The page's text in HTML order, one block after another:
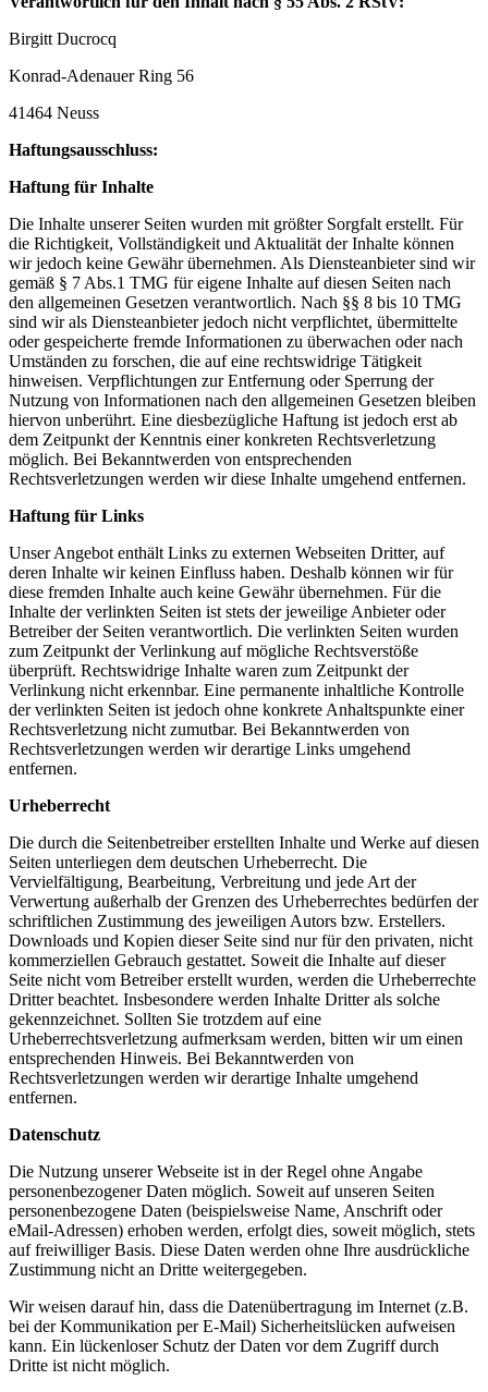
Birgitt Ducrocq
Konrad-Adenauer Ring 56
41464 Neuss
Haftungsausschluss:
Haftung für Inhalte
Die Inhalte unserer Seiten wurden mit größter Sorgfalt erstellt. Für
die Richtigkeit, Vollständigkeit und Aktualität der Inhalte können
wir jedoch keine Gewähr übernehmen. Als Diensteanbieter sind wir
gemäß § 7 Abs.1 TMG für eigene Inhalte auf diesen Seiten nach
den allgemeinen Gesetzen verantwortlich. Nach §§ 8 bis 10 TMG
sind wir als Diensteanbieter jedoch nicht verpflichtet, übermittelte
oder gespeicherte fremde Informationen zu überwachen oder nach
Umständen zu forschen, die auf eine rechtswidrige Tätigkeit
hinweisen. Verpflichtungen zur Entfernung oder Sperrung der
Nutzung von Informationen nach den allgemeinen Gesetzen bleiben
hiervon unberührt. Eine diesbezügliche Haftung ist jedoch erst ab
dem Zeitpunkt der Kenntnis einer konkreten Rechtsverletzung
möglich. Bei Bekanntwerden von entsprechenden
Rechtsverletzungen werden wir diese Inhalte umgehend entfernen.
Haftung für Links
Unser Angebot enthält Links zu externen Webseiten Dritter, auf
deren Inhalte wir keinen Einfluss haben. Deshalb können wir für
diese fremden Inhalte auch keine Gewähr übernehmen. Für die
Inhalte der verlinkten Seiten ist stets der jeweilige Anbieter oder
Betreiber der Seiten verantwortlich. Die verlinkten Seiten wurden
zum Zeitpunkt der Verlinkung auf mögliche Rechtsverstöße
überprüft. Rechtswidrige Inhalte waren zum Zeitpunkt der
Verlinkung nicht erkennbar. Eine permanente inhaltliche Kontrolle
der verlinkten Seiten ist jedoch ohne konkrete Anhaltspunkte einer
Rechtsverletzung nicht zumutbar. Bei Bekanntwerden von
Rechtsverletzungen werden wir derartige Links umgehend
entfernen.
Urheberrecht
Die durch die Seitenbetreiber erstellten Inhalte und Werke auf diesen
Seiten unterliegen dem deutschen Urheberrecht. Die
Vervielfältigung, Bearbeitung, Verbreitung und jede Art der
Verwertung außerhalb der Grenzen des Urheberrechtes bedürfen der
schriftlichen Zustimmung des jeweiligen Autors bzw. Erstellers.
Downloads und Kopien dieser Seite sind nur für den privaten, nicht
kommerziellen Gebrauch gestattet. Soweit die Inhalte auf dieser
Seite nicht vom Betreiber erstellt wurden, werden die Urheberrechte
Dritter beachtet. Insbesondere werden Inhalte Dritter als solche
gekennzeichnet. Sollten Sie trotzdem auf eine
Urheberrechtsverletzung aufmerksam werden, bitten wir um einen
entsprechenden Hinweis. Bei Bekanntwerden von
Rechtsverletzungen werden wir derartige Inhalte umgehend
entfernen.
Datenschutz
Die Nutzung unserer Webseite ist in der Regel ohne Angabe
personenbezogener Daten möglich. Soweit auf unseren Seiten
personenbezogene Daten (beispielsweise Name, Anschrift oder
eMail-Adressen) erhoben werden, erfolgt dies, soweit möglich, stets
auf freiwilliger Basis. Diese Daten werden ohne Ihre ausdrückliche
Zustimmung nicht an Dritte weitergegeben.
Wir weisen darauf hin, dass die Datenübertragung im Internet (z.B.
bei der Kommunikation per E-Mail) Sicherheitslücken aufweisen
kann. Ein lückenloser Schutz der Daten vor dem Zugriff durch
Dritte ist nicht möglich.